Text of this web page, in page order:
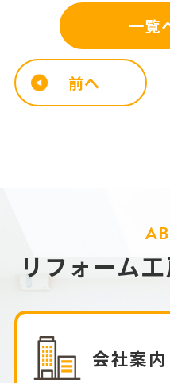
前へ
一覧
リフォーム
会社案内